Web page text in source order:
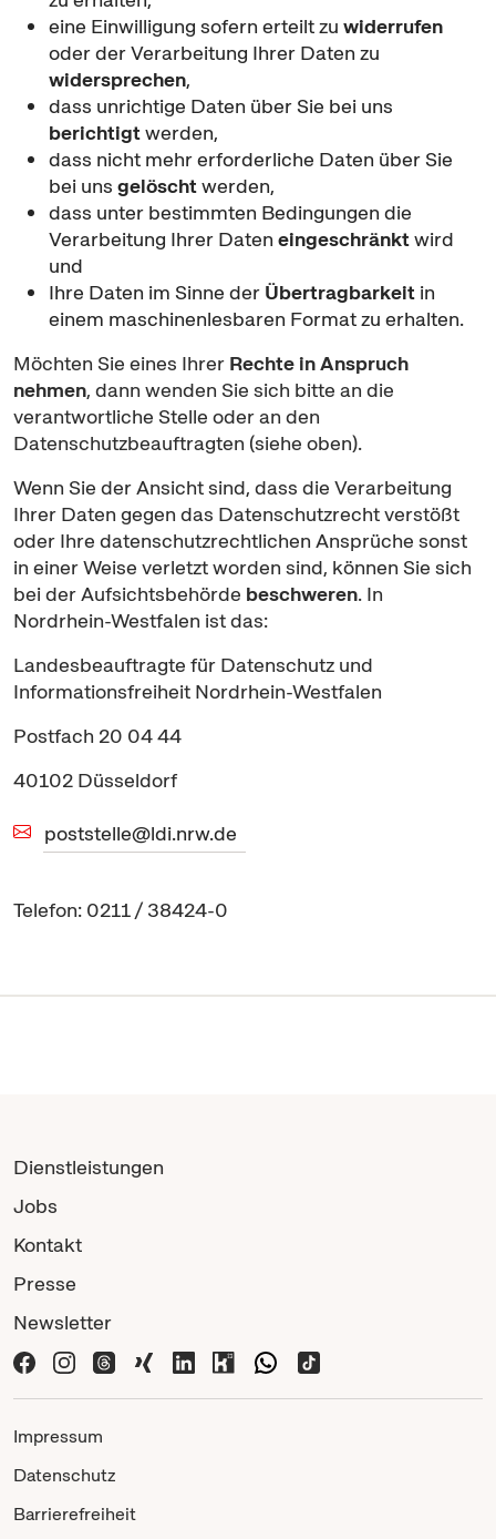
eine Einwilligung sofern erteilt zu widerrufen
oder der Verarbeitung Ihrer Daten zu
widersprechen,
dass unrichtige Daten über Sie bei uns
berichtigtwerden,
dass nicht mehr erforderliche Daten über Sie
bei uns gelöschtwerden,
dass unter bestimmten Bedingungen die
Verarbeitung Ihrer Daten eingeschränktwird
und
Ihre Daten im Sinne der Übertragbarkeit in
einem maschinenlesbaren Format zu erhalten.
Möchten Sie eines Ihrer Rechte in Anspruch
nehmen, dann wenden Sie sich bitte an die
verantwortliche Stelle oder an den
Datenschutzbeauftragten (siehe oben).
Wenn Sie der Ansicht sind, dass die Verarbeitung
Ihrer Daten gegen das Datenschutzrecht verstößt
oder Ihre datenschutzrechtlichen Ansprüche sonst
in einer Weise verletzt worden sind, können Sie sich
bei der Aufsichtsbehörde beschweren. In
Nordrhein-Westfalen ist das:
Landesbeauftragte für Datenschutz und
Informationsfreiheit Nordrhein-Westfalen
Postfach 20 04 44
40102 Düsseldorf
poststelle@ldi.nrw.de
Telefon: 0211 / 38424-0
Dienstleistungen
Jobs
Kontakt
Presse
Newsletter
Impressum
Datenschutz
Barrierefreiheit